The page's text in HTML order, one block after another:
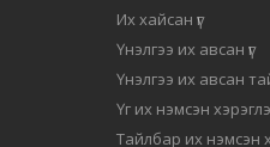
Их хайсан үг
Үнэлгээ их авсан үг
Үнэлгээ их авсан
Үг их нэмсэн
Тайлбар их нэмсэн